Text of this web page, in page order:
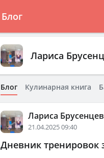
Блог
Лариса
Блог Кулинарная книга
Лариса
21.04.2025 09:40
Дневник тренировок